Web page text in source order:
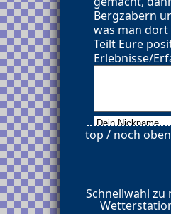
Bergzabern
was man
Teilt Eure
Erlebnisse/
top / noch oben
Schnellwahl zu